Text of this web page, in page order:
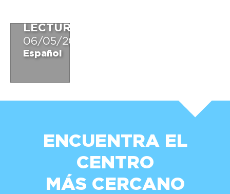
LECTURA
06/05/2019
Español
ENCUENTRA EL
CENTRO
MÁS CERCANO